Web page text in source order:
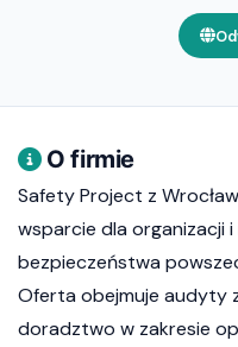
O firmie
Safety Project z
wsparcie dla organizacji
bezpieczeństwa
Oferta obejmuje audyty
doradztwo w zakresie